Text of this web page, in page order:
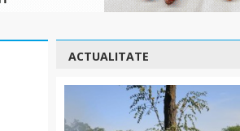
ACTUALITATE